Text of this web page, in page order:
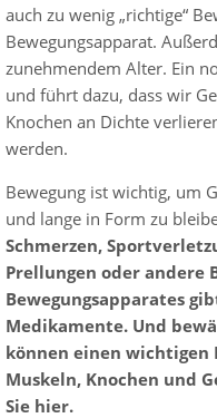
auch zu wenig „richtige“
Bewegungsapparat.
zunehmendem Alter. Ein
und führt dazu, dass wir
Knochen an Dichte
werden.
Bewegung ist wichtig, um
und lange in Form zu
Schmerzen,
Prellungen oder andere
Bewegungsapparates
Medikamente. Und
können einen wichtigen
Muskeln, Knochen und
Sie hier.